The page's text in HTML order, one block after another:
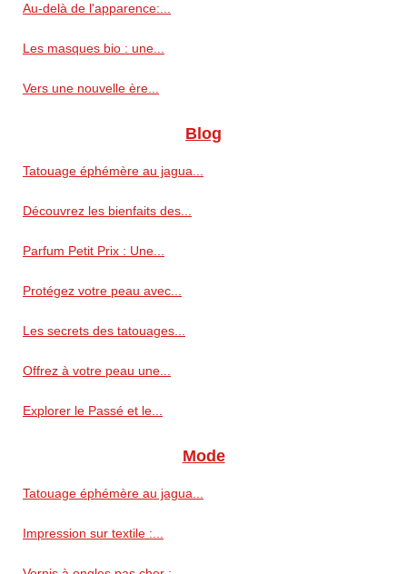
Au-delà de l'apparence:...
Les masques bio : une...
Vers une nouvelle ère...
Blog
Tatouage éphémère au jagua...
Découvrez les bienfaits des...
Parfum Petit Prix : Une...
Protégez votre peau avec...
Les secrets des tatouages...
Offrez à votre peau une...
Explorer le Passé et le...
Mode
Tatouage éphémère au jagua...
Impression sur textile :...